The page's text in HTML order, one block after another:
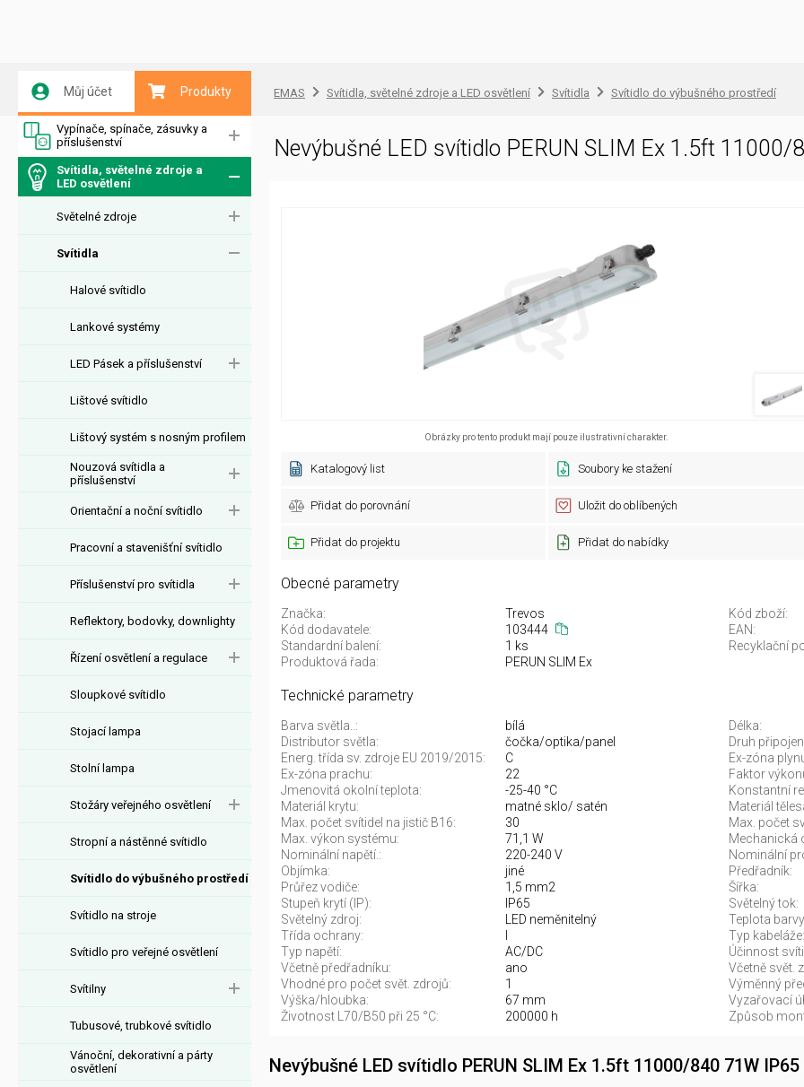
Můj účet Produkty
Vypínače, spínače, zásuvky a
příslušenství
Svítidla, světelné zdroje a
LED osvětlení
Světelné zdroje
Svítidla
Halové svítidlo
Lankové systémy
LED Pásek a příslušenství
Lištové svítidlo
Lištový systém s nosným profilem
Nouzová svítidla a
příslušenství
Orientační a noční svítidlo
Pracovní a stavenišťní svítidlo
Příslušenství pro svítidla
Reflektory, bodovky, downlighty
Řízení osvětlení a regulace
Sloupkové svítidlo
Stojací lampa
Stolní lampa
Stožáry veřejného osvětlení
Stropní a nástěnné svítidlo
Svítidlo do výbušného prostředí
Svítidlo na stroje
Svítidlo pro veřejné osvětlení
Svítilny
Tubusové, trubkové svítidlo
Vánoční, dekorativní a párty
osvětlení
EMAS Svítidla, světelné zdroje a LED osvětlení Svítidla Svítidlo do výbušného prostředí
Nevýbušné LED svítidlo PERUN SLIM Ex 1.5ft 11000/
Obrázky pro tento produkt mají pouze ilustrativní charakter.
Katalogový list Soubory ke stažení
Přidat do porovnání Uložit do oblíbených
Přidat do projektu Přidat do nabídky
Obecné parametry
Značka: Trevos Kód zboží:
Kód dodavatele:
103444 EAN:
Standardní balení:
1 ks Recyklační
Produktová řada:
PERUN SLIM Ex
Technické parametry
Barva světla..: bílá Délka:
Distributor světla:
čočka/optika/panel Druh
Energ. třída sv. zdroje EU 2019/2015:
C Ex-zóna
Ex-zóna prachu:
22 Faktor
Jmenovitá okolní teplota:
-25-40 °C Konstantní
Materiál krytu:
matné sklo/ satén Materiál
Max. počet svítidel na jistič B16:
30 Max. počet
Max. výkon systému:
71,1 W Mechanická
Nominální napětí.:
220-240 V Nominální
Objímka:
jiné Předřadník:
Průřez vodiče:
1,5 mm2 Šířka:
Stupeň krytí (IP):
IP65 Světelný tok:
Světelný zdroj:
LED neměnitelný Teplota
Třída ochrany:
Typ kabeláže:
Typ napětí:
AC/DC Účinnost
Včetně předřadníku:
ano Včetně svět.
Vhodné pro počet svět. zdrojů:
1 Výměnný
Výška/hloubka:
67 mm Vyzařovací
Životnost L70/B50 při 25 °C:
200000 h Způsob
Nevýbušné LED svítidlo PERUN SLIM Ex 1.5ft 11000/840 71W IP65